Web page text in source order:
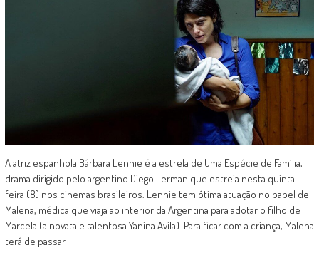
A atriz espanhola Bárbara Lennie é a estrela de Uma Espécie de Família,
drama dirigido pelo argentino Diego Lerman que estreia nesta quinta-
feira (8) nos cinemas brasileiros. Lennie tem ótima atuação no papel de
Malena, médica que viaja ao interior da Argentina para adotar o filho de
Marcela (a novata e talentosa Yanina Avila). Para ficar com a criança, Malena
terá de passar